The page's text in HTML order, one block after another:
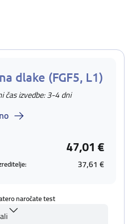
dlake (FGF5, L1)
čas izvedbe: 3-4 dni
47,01 €
37,61 €
naročate test